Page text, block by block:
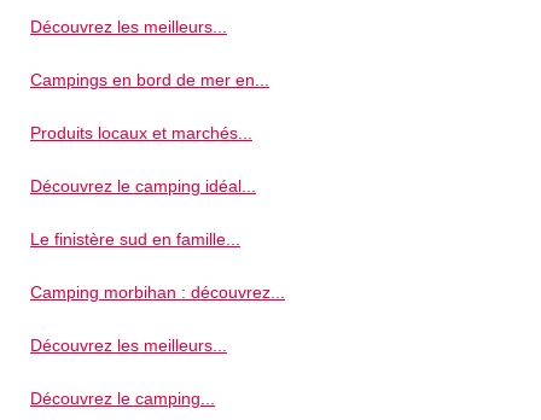
Découvrez les meilleurs...
Campings en bord de mer en...
Produits locaux et marchés...
Découvrez le camping idéal...
Le finistère sud en famille...
Camping morbihan : découvrez...
Découvrez les meilleurs...
Découvrez le camping...